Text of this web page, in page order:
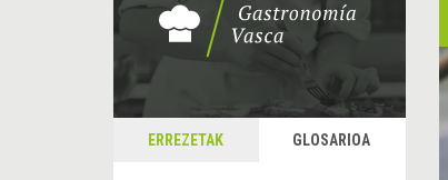
ERREZETAK GLOSARIOA